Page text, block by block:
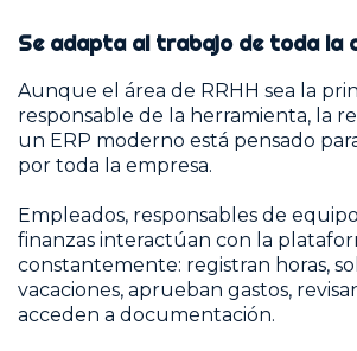
Se adapta al trabajo de toda la
Aunque el área de RRHH sea la
responsable de la herramienta, la
un ERP moderno está pensado
por toda la empresa.
Empleados, responsables de
finanzas interactúan con la
constantemente: registran horas,
vacaciones, aprueban gastos,
acceden a documentación.